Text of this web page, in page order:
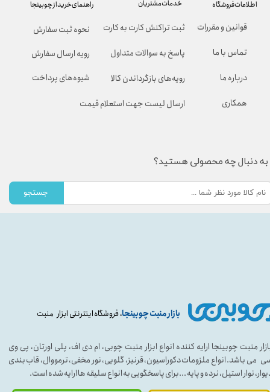
بازار منبت چوبینجا، فروشگاه اینترنتی ابزار منبت
منبت چوبینجا ارایه کننده انواع ابزار منبت چوبی، ام دی اف، پلی اورتان، پی وی
می باشد. انواع ملزومات دکوراسیون، قرنیز، گلویی، نور مخفی، ترمووال، قاب بندی
نوار استیل، نرده و پایه ...برای پاسخگویی به انواع سلیقه ها ارایه شده است.
راهنمای خرید از چوبینجا
نحوه ثبت سفارش
رویه ارسال سفارش
شیوه‌های پرداخت
خدمات مشتریان
ثبت تراکنش کارت به کارت
پاسخ به سوالات متداول
رویه‌های بازگرداندن کالا
ارسال لیست جهت استعلام قیمت
اطلاعات فروشگاه
قوانین و مقررات
تماس با ما
درباره ما
همکاری
به دنبال چه محصولی هستید؟
جستجو